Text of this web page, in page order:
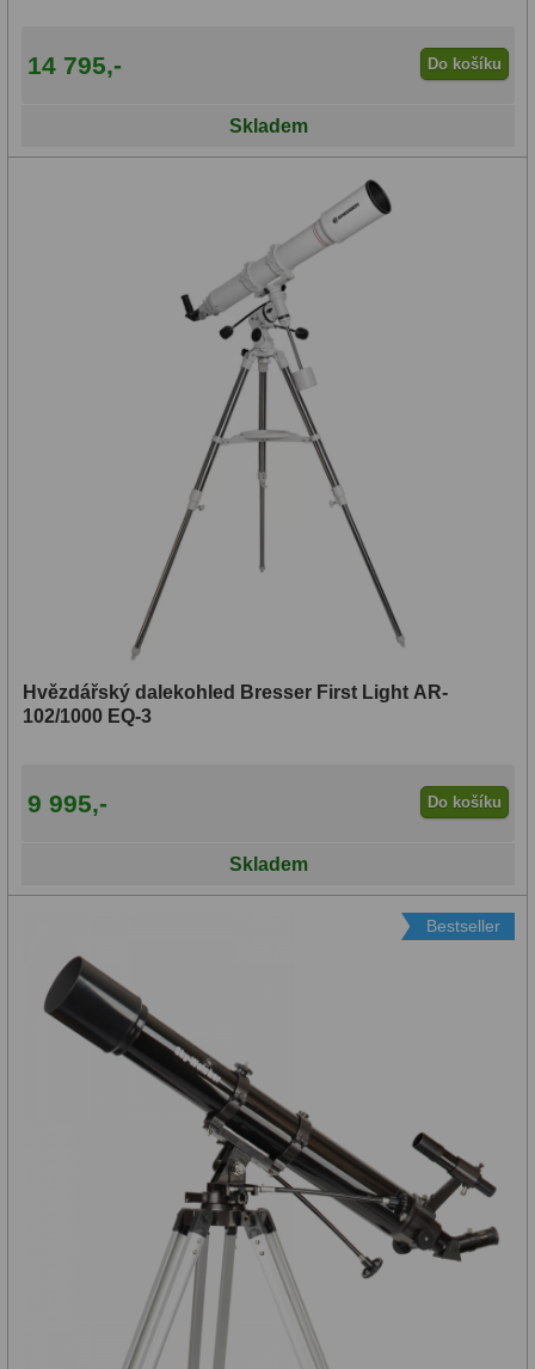
14 795,- Do košíku
Skladem
Hvězdářský dalekohled Bresser First Light AR-
102/1000 EQ-3
9 995,- Do košíku
Skladem
Bestseller